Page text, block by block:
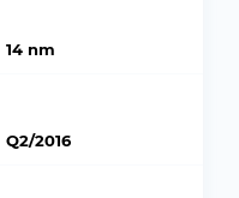
14 nm
Q2/2016